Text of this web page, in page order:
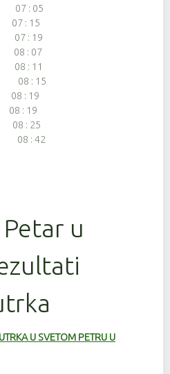
07 : 05
: 15
07 : 19
08 : 07
08 : 11
08 : 15
: 19
: 19
: 25
08 : 42
u
U SVETOM PETRU U